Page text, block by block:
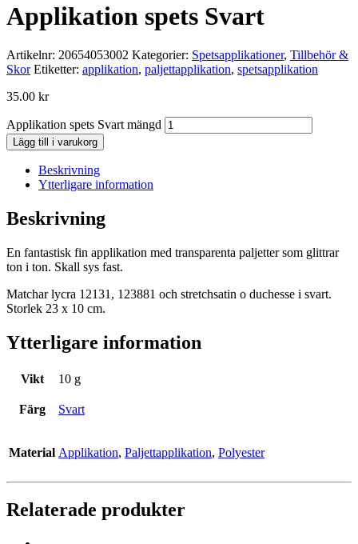
Applikation spets Svart
Artikelnr: 20654053002 Kategorier: Spetsapplikationer, Tillbehör &
Skor Etiketter: applikation, paljettapplikation, spetsapplikation
35.00 kr
Applikation spets Svart mängd
Lägg till i varukorg
Beskrivning
Ytterligare information
Beskrivning
En fantastisk fin applikation med transparenta paljetter som glittrar
ton i ton. Skall sys fast.
Matchar lycra 12131, 123881 och stretchsatin o duchesse i svart.
Storlek 23 x 10 cm.
Ytterligare information
Vikt 10 g
Färg Svart
Material Applikation, Paljettapplikation, Polyester
Relaterade produkter